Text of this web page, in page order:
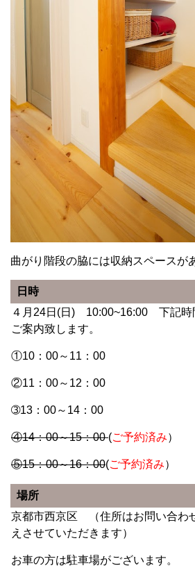
曲がり階段の脇には収納スペース
日時
４月24日(日) 10:00~16:00 下記時
ご案内致します。
①10：00～11：00
②11：00～12：00
➂13：00～14：00
④14：00～15：00(ご予約済み）
⑤15：00～16：00(ご予約済み）
場所
京都市西京区 （住所はお問い合わ
えさせていただきます）
お車の方は駐車場がございます。